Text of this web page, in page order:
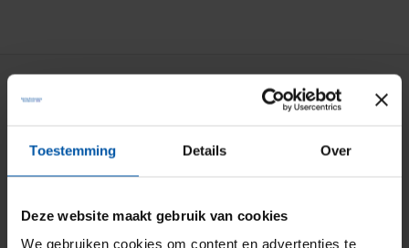
Toestemming Details Over
Deze website maakt gebruik van cookies
We gebruiken cookies om content en advertenties te
Aansprakelijkheid
Auto
Bromfiets
Caravan